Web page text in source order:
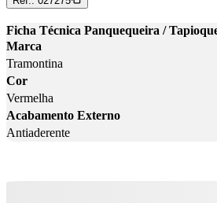
Ficha Técnica Panquequeira /
Marca
Tramontina
Cor
Vermelha
Acabamento Externo
Antiaderente